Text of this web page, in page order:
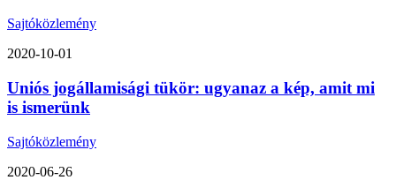
Sajtóközlemény
2020-10-01
Uniós jogállamisági tükör: ugyanaz a kép, amit mi
is ismerünk
Sajtóközlemény
2020-06-26